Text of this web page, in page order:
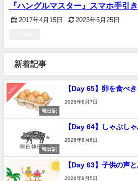
『ハングルマスター』スマホ手引き
2017年4月15日 2023年6月25日
新着記事
NEW!
韓日記
【Day 65】卵を食べ
2026年8月7日
韓日記
【Day 64】しゃぶし
2026年8月6日
【Day 63】子供の声
2026年8月5日